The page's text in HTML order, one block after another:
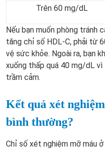
Trên 60 mg/dL
Nếu bạn muốn phòng tránh
tăng chỉ số HDL-C, phải từ
vệ sức khỏe. Ngoài ra, bạn
xuống thấp quá 40 mg/dL
trầm cảm.
Kết quả xét
bình thường?
Chỉ số xét nghiệm mỡ máu